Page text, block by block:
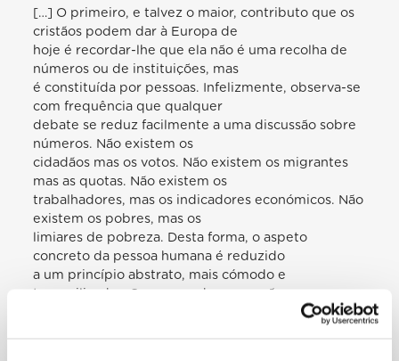
[…] O primeiro, e talvez o maior, contributo que os
cristãos podem dar à Europa de
hoje é recordar-lhe que ela não é uma recolha de
números ou de instituições, mas
é constituída por pessoas. Infelizmente, observa-se
com frequência que qualquer
debate se reduz facilmente a uma discussão sobre
números. Não existem os
cidadãos mas os votos. Não existem os migrantes
mas as quotas. Não existem os
trabalhadores, mas os indicadores económicos. Não
existem os pobres, mas os
limiares de pobreza. Desta forma, o aspeto
concreto da pessoa humana é reduzido
a um princípio abstrato, mais cómodo e
tranquilizador. Compreende-se a razão: as